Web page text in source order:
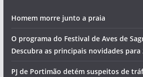
Homem morre junto a praia
O programa do Festival de Aves de
Descubra as principais novidades para
PJ de Portimão detém suspeitos de